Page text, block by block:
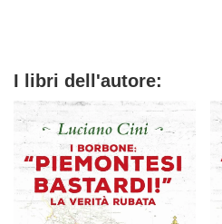
I libri dell'autore: